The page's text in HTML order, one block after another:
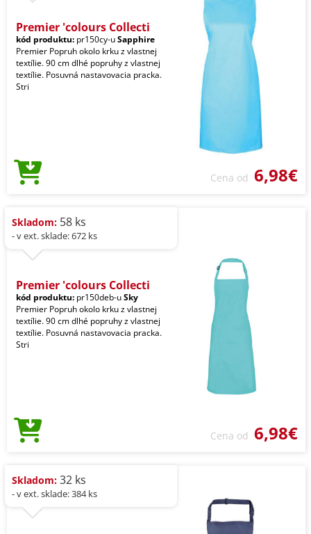
Premier 'colours Collecti
kód produktu: pr150cy-uSapphire
Premier Popruh okolo krku z vlastnej
textílie. 90 cm dlhé popruhy z vlastnej
textílie. Posuvná nastavovacia pracka.
Stri
Cena od 6,98€
Skladom: 58 ks
- v ext. sklade: 672 ks
Premier 'colours Collecti
kód produktu: pr150deb-uSky
Premier Popruh okolo krku z vlastnej
textílie. 90 cm dlhé popruhy z vlastnej
textílie. Posuvná nastavovacia pracka.
Stri
Cena od 6,98€
Skladom: 32 ks
- v ext. sklade: 384 ks